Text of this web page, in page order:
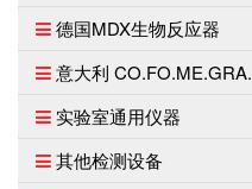
德国MDX生物反应器
意大利 CO.FO.ME.GRA.
实验室通用仪器
其他检测设备